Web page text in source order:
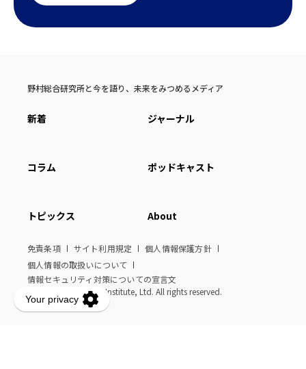
野村総合研究所と今を語り、未来をみつめるメディア
新着 ジャーナル
コラム ポッドキャスト
トピックス About
免責条項 サイト利用規定
個人情報保護方針
個人情報の取扱いについて
情報セキュリティ対策についての宣言文
© Nomura Research Institute, Ltd. All rights reserved.